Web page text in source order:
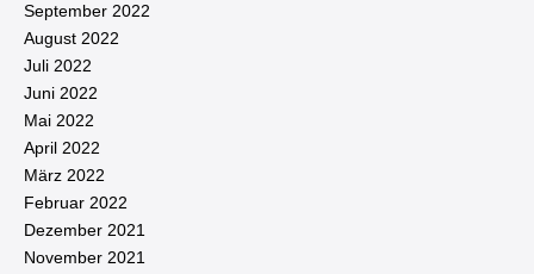
September 2022
August 2022
Juli 2022
Juni 2022
Mai 2022
April 2022
März 2022
Februar 2022
Dezember 2021
November 2021